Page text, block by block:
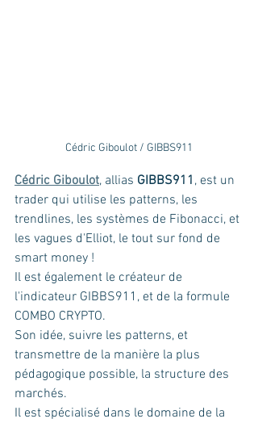
Cédric Giboulot / GIBBS911
Cédric Giboulot, allias GIBBS911 , est un
trader qui utilise les patterns, les
trendlines, les systèmes de Fibonacci, et
les vagues d'Elliot, le tout sur fond de
smart money !
Il est également le créateur de
l'indicateur GIBBS911, et de la formule
COMBO CRYPTO.
Son idée, suivre les patterns, et
transmettre de la manière la plus
pédagogique possible, la structure des
marchés.
Il est spécialisé dans le domaine de la